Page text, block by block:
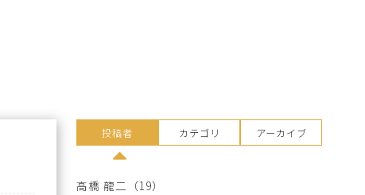
投稿者 カテゴリ アーカイブ
高橋 龍二 （19）